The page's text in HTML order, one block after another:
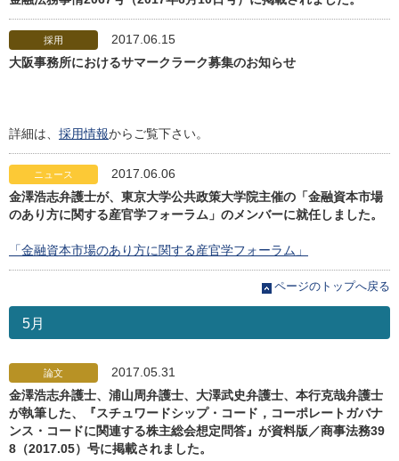
採用
2017.06.15
大阪事務所におけるサマークラーク募集のお知らせ
詳細は、 採用情報からご覧下さい。
ニュース
2017.06.06
金澤浩志弁護士が、東京大学公共政策大学院主催の「金融資本市場
のあり方に関する産官学フォーラム」のメンバーに就任しました。
「金融資本市場のあり方に関する産官学フォーラム」
ページのトップへ戻る
5月
論文
2017.05.31
金澤浩志弁護士、浦山周弁護士、大澤武史弁護士、本行克哉弁護士
が執筆した、『スチュワードシップ・コード，コーポレートガバナ
ンス・コードに関連する株主総会想定問答』が資料版／商事法務39
8（2017.05）号に掲載されました。